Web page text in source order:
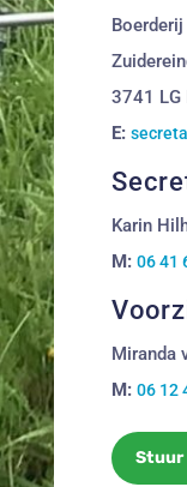
3741 LG
E:
Karin
M: 06 41
Miranda
M: 06 12
Stuur